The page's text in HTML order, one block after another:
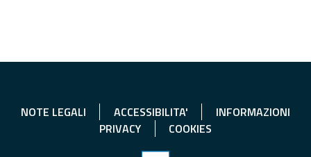
NOTE LEGALI ACCESSIBILITA'
INFORMAZIONI
PRIVACY
COOKIES